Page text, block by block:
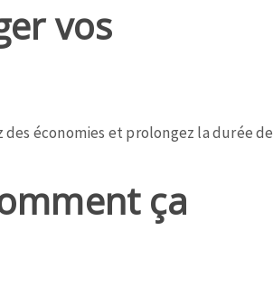
vos
économies et prolongez la durée de
ça